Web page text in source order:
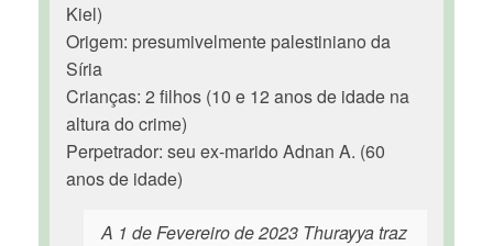
Kiel)
Origem: presumivelmente palestiniano da
Síria
Crianças: 2 filhos (10 e 12 anos de idade na
altura do crime)
Perpetrador: seu ex-marido Adnan A. (60
anos de idade)
A 1 de Fevereiro de 2023 Thurayya traz